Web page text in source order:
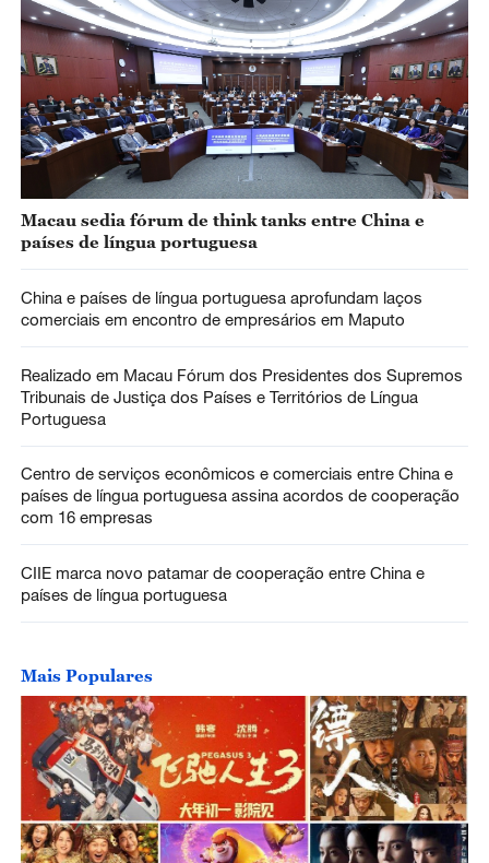
Macau sedia fórum de think tanks entre China e
países de língua portuguesa
China e países de língua portuguesa aprofundam laços
comerciais em encontro de empresários em Maputo
Realizado em Macau Fórum dos Presidentes dos Supremos
Tribunais de Justiça dos Países e Territórios de Língua
Portuguesa
Centro de serviços econômicos e comerciais entre China e
países de língua portuguesa assina acordos de cooperação
com 16 empresas
CIIE marca novo patamar de cooperação entre China e
países de língua portuguesa
Mais Populares